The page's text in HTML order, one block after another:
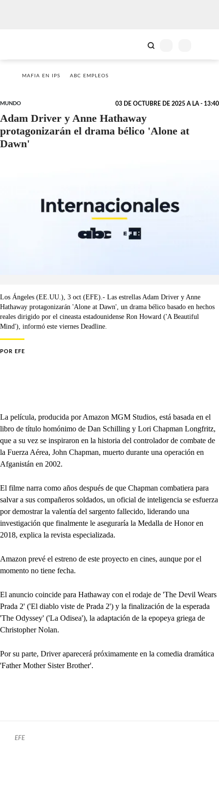
MAFIA EN IPS ABC EMPLEOS
MUNDO 03 DE OCTUBRE DE 2025 A LA - 13:40
Adam Driver y Anne Hathaway
protagonizarán el drama bélico 'Alone at
Dawn'
Los Ángeles (EE.UU.), 3 oct (EFE).- Las estrellas Adam Driver y Anne
Hathaway protagonizarán 'Alone at Dawn', un drama bélico basado en hechos
reales dirigido por el cineasta estadounidense Ron Howard ('A Beautiful
Mind'), informó este viernes Deadline.
POR EFE
La película, producida por Amazon MGM Studios, está basada en el
libro de título homónimo de Dan Schilling y Lori Chapman Longfritz,
que a su vez se inspiraron en la historia del controlador de combate de
la Fuerza Aérea, John Chapman, muerto durante una operación en
Afganistán en 2002.
El filme narra como años después de que Chapman combatiera para
salvar a sus compañeros soldados, un oficial de inteligencia se esfuerza
por demostrar la valentía del sargento fallecido, liderando una
investigación que finalmente le aseguraría la Medalla de Honor en
2018, explica la revista especializada.
Amazon prevé el estreno de este proyecto en cines, aunque por el
momento no tiene fecha.
El anuncio coincide para Hathaway con el rodaje de 'The Devil Wears
Prada 2' ('El diablo viste de Prada 2') y la finalización de la esperada
'The Odyssey' ('La Odisea'), la adaptación de la epopeya griega de
Christopher Nolan.
Por su parte, Driver aparecerá próximamente en la comedia dramática
'Father Mother Sister Brother'.
EFE